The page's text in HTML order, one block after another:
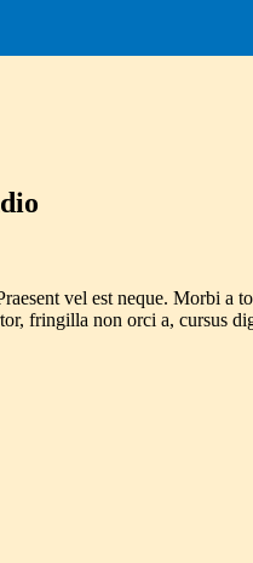
vel est neque. Morbi a
fringilla non orci a, cursus